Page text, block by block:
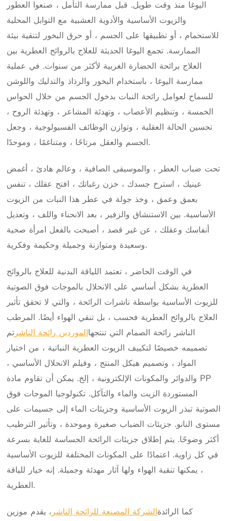
اليوغا منذ وقت طويل. قبل ممارسة التأمل ، صنعوا العطور
والزيوت الأساسية والأدوية العشبية مع التوابل المحلية
للاستحمام ، أو تطبيقها على الجسم ، أو حرق البخور لتنقية بيئة
الممارسة. تجمع اليوغا الحديثة للعلاج بالروائح العطرية بين
العلاج برائحة الحضارة الغربية لأكثر من سنوات. في عملية
ممارسة اليوغا ، باستخدام البخور والرذاذ والتدليك واللوشن
للسماح لعوامل رائحة النبات بدخول الجسم من خلال الحواس
الخمسة ، وتنظيم الأعصاب ، وتهدئة المشاعر ، وتهدئة الروح ،
تحسين الحالة العقلية ، وتوازن الوظائف الفسيولوجية ، وجعل
الجسم والعقل مرتاحًا ، ومتناغمًا ، وموحدًا.
تحت ضباب العطر ، والموسيقى الصافية ، وعالم هادئ ، أغمض
عينيك ، استرخ جسدك ، خزن رغباتك ، افتح عقلك ، تنفس
بعمق وعمق ، وخذ جولة في عطر هذا النبات من الزيوت
الأساسية. بين الاستنشاق والزفير ، بعد الانحناء واللف ، وتعديل
أنفاسك وعقلك ، عن غير قصد ، أصبحت بالفعل امرأة صحية
وسعيدة ومتوازنة وجميلة وحكيمة وفكرية.
في الوقت الحاضر ، تعتمد اللياقة البدنية للعلاج بالروائح
العطرية بشكل أساسي على الانحلال بالموجات فوق الصوتية
للزيوت الأساسية بواسطة ناشرات الرائحة ، والتي لا تحقق تأثير
العلاج بالروائح العطرية فحسب ، بل تنقي الهواء أيضًا. المرطب
الناشر رائحة الصمام التي تنتجها الموردين رائحة الناشر تم
تصميمه خصيصًا لتكييف الزيوت العطرية النباتية ، من اختيار
المواد ، وتصميم هيكل المنتج ، وفيلم الانحلال الأساسي ،
والدوائر والمكونات الإلكترونية ، إلخ. يمكن أن تقاوم مادة PP
المستوردة الزيت والماء والتآكل. تكنولوجيا الموجات فوق
الصوتية تبذر الزيوت الأساسية وجزيئات الماء إلى جسيمات على
مستوى النانو. جزيئات الضباب صغيرة وموحدة ، وتأثير الترطيب
أكثر وضوحًا. يتم إطلاق جزيئات الرائحة الحساسة للغاية بسرعة
في كل زاوية. اعتمادًا على المكونات المختلفة للزيوت الأساسية
، يمكنها تنقية الهواء ولها آثار مهدئة وجميلة. إنه خيار للياقة
العطرية.
كما الرائدة الشركة المصنعة للرائحة الناشر ، يقدم موزين